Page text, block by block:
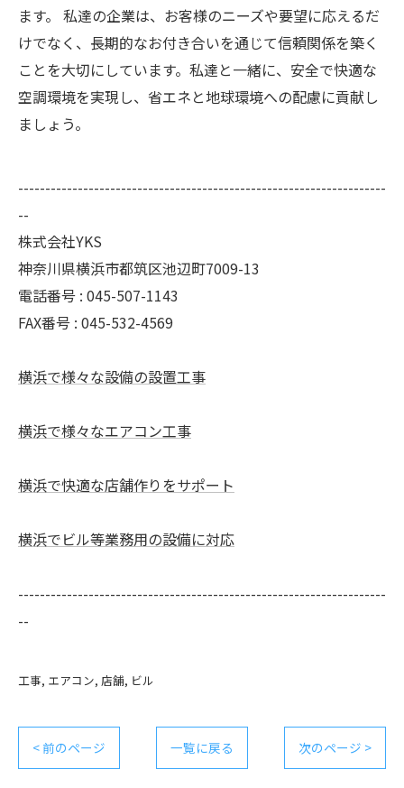
ます。 私達の企業は、お客様のニーズや要望に応えるだ
けでなく、長期的なお付き合いを通じて信頼関係を築く
ことを大切にしています。私達と一緒に、安全で快適な
空調環境を実現し、省エネと地球環境への配慮に貢献し
ましょう。
--------------------------------------------------------------------
--
株式会社YKS
神奈川県横浜市都筑区池辺町7009-13
電話番号 : 045-507-1143
FAX番号 : 045-532-4569
横浜で様々な設備の設置工事
横浜で様々なエアコン工事
横浜で快適な店舗作りをサポート
横浜でビル等業務用の設備に対応
--------------------------------------------------------------------
--
工事 エアコン 店舗 ビル
< 前のページ 一覧に戻る 次のページ >